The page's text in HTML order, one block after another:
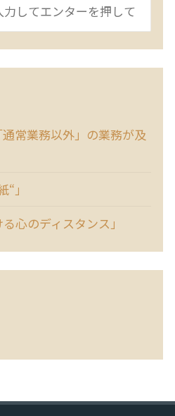
通常業務以外」の業務が及
」
心のディスタンス」